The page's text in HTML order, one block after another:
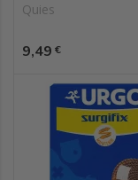
Quies
Prix
9,49 €